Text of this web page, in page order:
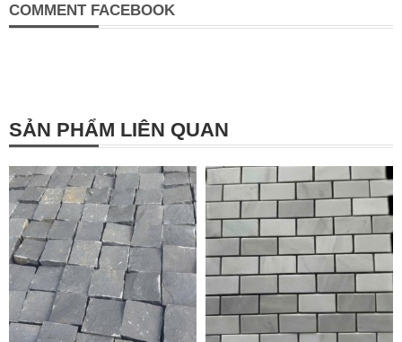
COMMENT FACEBOOK
SẢN PHẨM LIÊN QUAN